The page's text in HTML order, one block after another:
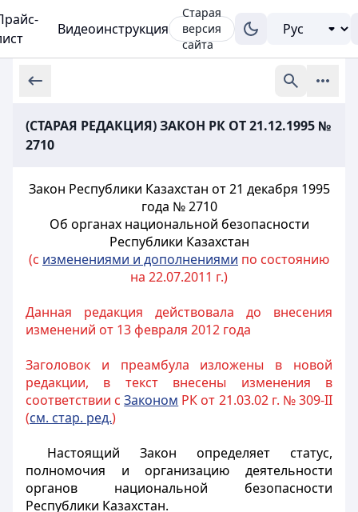
Видеоинструкция
Старая
версия
сайта
(СТАРАЯ РЕДАКЦИЯ) ЗАКОН РК ОТ 21.12.1995 №
2710
Закон Республики Казахстан от 21 декабря 1995
года № 2710
Об органах национальной безопасности
Республики Казахстан
(с изменениями и дополнениями по состоянию
на 22.07.2011 г.)
Данная редакция действовала до внесения
изменений от 13 февраля 2012 года
Заголовок и преамбула изложены в новой
редакции, в текст внесены изменения в
соответствии сЗаконом РК от 21.03.02 г. № 309-II
(см. стар. ред.)
Настоящий Закон определяет статус,
полномочия и организацию деятельности
органов национальной безопасности
Республики Казахстан.